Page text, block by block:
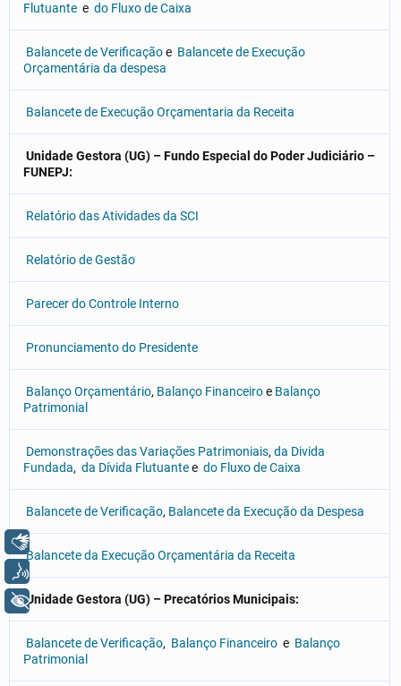
Flutuante e do Fluxo de Caixa
Balancete de Verificaçãoe Balancete de Execução
Orçamentária da despesa
Balancete de Execução Orçamentaria da Receita
Unidade Gestora (UG) – Fundo Especial do Poder Judiciário –
FUNEPJ:
Relatório das Atividades da SCI
Relatório de Gestão
Parecer do Controle Interno
Pronunciamento do Presidente
Balanço Orçamentário, Balanço Financeiroe Balanço
Patrimonial
Demonstrações das Variações Patrimoniais, da Divida
Fundada, da Dívida Flutuantee do Fluxo de Caixa
Balancete de Verificação, Balancete da Execução da Despesa
Balancete da Execução Orçamentária da Receita
Unidade Gestora (UG) – Precatórios Municipais:
Balancete de Verificação, Balanço Financeiro e Balanço
Patrimonial
+ Acessibilidade